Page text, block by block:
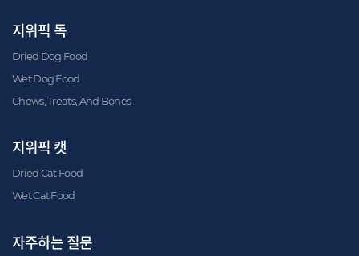
지위픽 독
Dried Dog Food
Wet Dog Food
Chews, Treats, And Bones
지위픽 캣
Dried Cat Food
Wet Cat Food
자주하는 질문